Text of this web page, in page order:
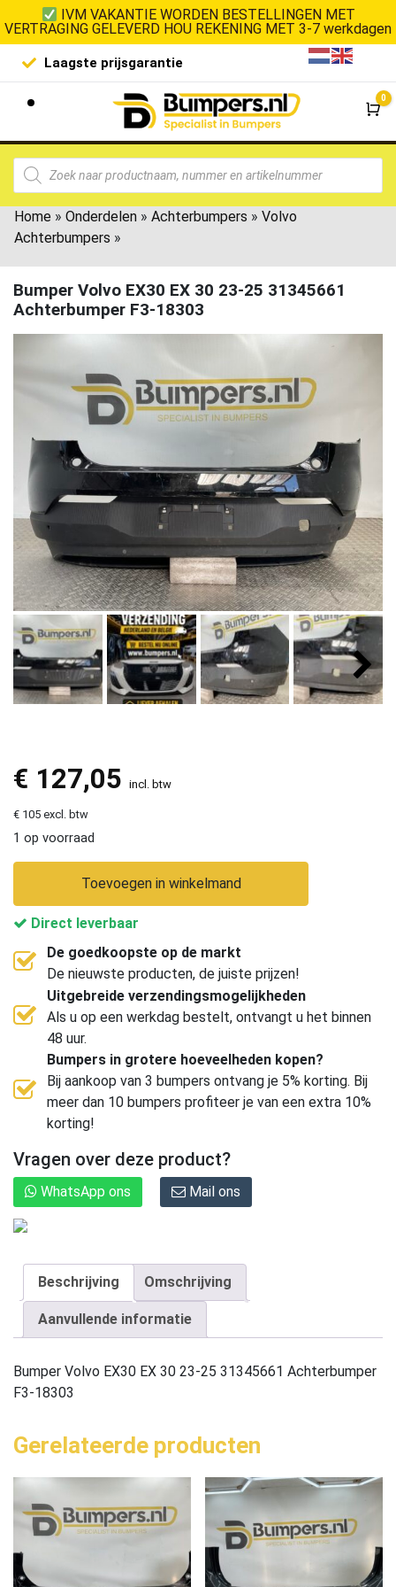
IVM VAKANTIE WORDEN BESTELLINGEN MET
VERTRAGING GELEVERD HOU REKENING MET 3-7 werkdagen
Laagste prijsgarantie De
0
Home » Onderdelen » Achterbumpers » Volvo
Achterbumpers »
Bumper Volvo EX30 EX 30 23-25 31345661
Achterbumper F3-18303
€ 127,05 incl. btw
€ 105 excl. btw
1 op voorraad
Toevoegen in winkelmand
Direct leverbaar
De goedkoopste op de markt
De nieuwste producten, de juiste prijzen!
Uitgebreide verzendingsmogelijkheden
Als u op een werkdag bestelt, ontvangt u het binnen
48 uur.
Bumpers in grotere hoeveelheden kopen?
Bij aankoop van 3 bumpers ontvang je 5% korting. Bij
meer dan 10 bumpers profiteer je van een extra 10%
korting!
Vragen over deze product?
WhatsApp ons Mail ons
Beschrijving Omschrijving
Aanvullende informatie
Bumper Volvo EX30 EX 30 23-25 31345661 Achterbumper
F3-18303
Gerelateerde producten